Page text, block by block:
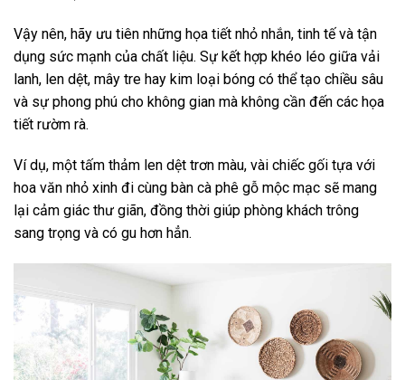
Vậy nên, hãy ưu tiên những họa tiết nhỏ nhắn, tinh tế và tận
dụng sức mạnh của chất liệu. Sự kết hợp khéo léo giữa vải
lanh, len dệt, mây tre hay kim loại bóng có thể tạo chiều sâu
và sự phong phú cho không gian mà không cần đến các họa
tiết rườm rà.
Ví dụ, một tấm thảm len dệt trơn màu, vài chiếc gối tựa với
hoa văn nhỏ xinh đi cùng bàn cà phê gỗ mộc mạc sẽ mang
lại cảm giác thư giãn, đồng thời giúp phòng khách trông
sang trọng và có gu hơn hẳn.